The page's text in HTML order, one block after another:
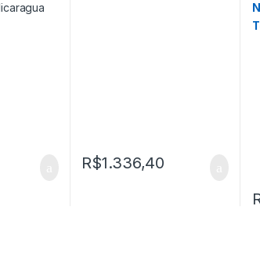
R$1.336,40